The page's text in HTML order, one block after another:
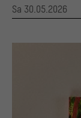
Sa 30.05.2026